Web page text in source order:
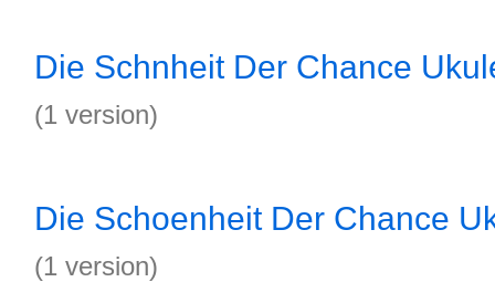
Die Schnheit Der Chance
(1 version)
Die Schoenheit Der Chance
(1 version)